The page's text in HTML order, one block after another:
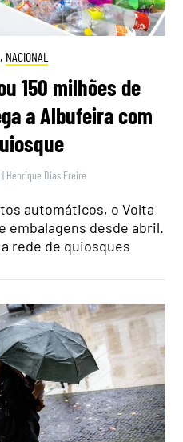
, NACIONAL
150 milhões de
a Albufeira com
| Henrique Dias Freire
automáticos, o Volta
embalagens desde abril.
rede de quiosques